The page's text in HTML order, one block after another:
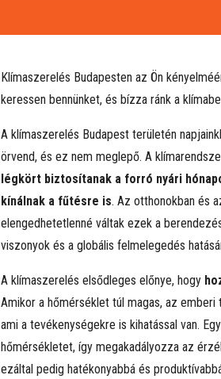
Klímaszerelés Budapesten az Ön
keressen bennünket, és bízza ránk a
A klímaszerelés Budapest területén
örvend, és ez nem meglepő. A
légkört biztosítanak a forró nyári
kínálnak a fűtésre is. Az otthonokban és
elengedhetetlenné váltak ezek a
viszonyok és a globális felmelegedés
A klímaszerelés elsődleges előnye, hogy
Amikor a hőmérséklet túl magas, az
ami a tevékenységekre is kihatással van.
hőmérsékletet, így megakadályozza az
ezáltal pedig hatékonyabbá és